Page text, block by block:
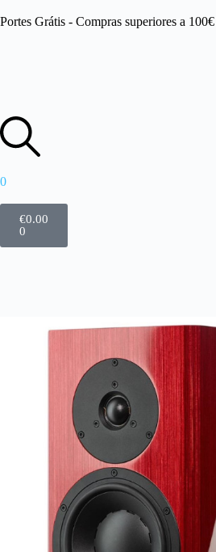
Portes Grátis - Compras superiores a 100€
0
€0.00
0